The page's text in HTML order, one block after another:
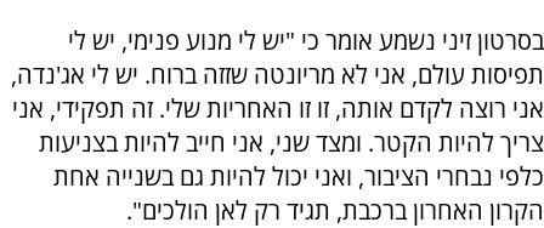
בסרטון זיני נשמע אומר כי "יש לי מנוע פנימי, יש לי
תפיסות עולם, אני לא מריונטה שזזה ברוח. יש לי אג'נדה,
אני רוצה לקדם אותה, זו זו האחריות שלי. זה תפקידי, אני
צריך להיות הקטר. ומצד שני, אני חייב להיות בצניעות
כלפי נבחרי הציבור, ואני יכול להיות גם בשנייה אחת
הקרון האחרון ברכבת, תגיד רק לאן הולכים".